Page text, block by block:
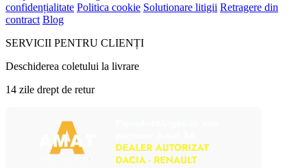
confidențialitate Politica cookie Solutionare litigii Retragere din
contract Blog
SERVICII PENTRU CLIENȚI
Deschiderea coletului la livrare
14 zile drept de retur